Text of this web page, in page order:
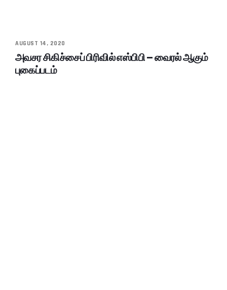
AUGUST 14, 2020
அவசர சிகிச்சைப் பிரிவில் எஸ்பிபி – வைரல் ஆகும்
புகைப்படம்